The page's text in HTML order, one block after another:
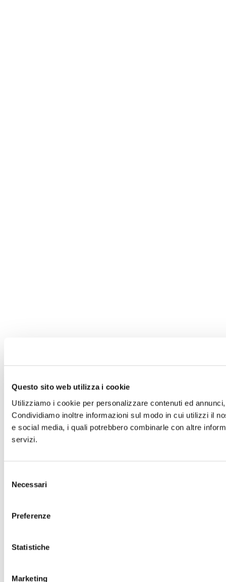
Questo sito web utilizza i cookie
Utilizziamo i cookie per personalizzare contenuti ed
Condividiamo inoltre informazioni sul modo in cui utilizzi il
e social media, i quali potrebbero combinarle con altre
servizi.
delNecessari
Preferenze
Statistiche
Marketing